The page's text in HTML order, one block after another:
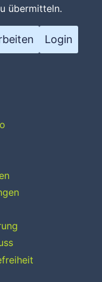
übermitteln.
Login